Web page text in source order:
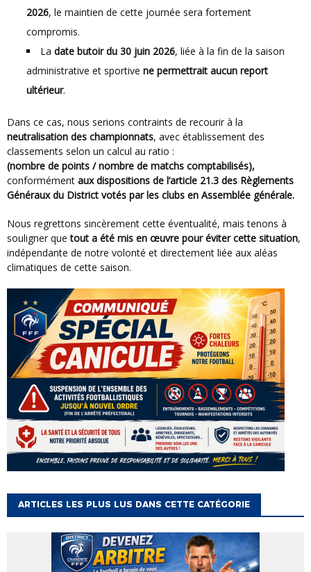
2026, le maintien de cette journée sera fortement
compromis.
La date butoir du 30 juin 2026, liée à la fin de la saison
administrative et sportive ne permettrait aucun report
ultérieur.
Dans ce cas, nous serions contraints de recourir à la
neutralisation des championnats, avec établissement des
classements selon un calcul au ratio :
(nombre de points / nombre de matchs comptabilisés),
conformément aux dispositions de l’article 21.3 des Règlements
Généraux du District votés par les clubs en Assemblée générale.
Nous regrettons sincèrement cette éventualité, mais tenons à
souligner quetout a été mis en œuvre pour éviter cette situation,
indépendante de notre volonté et directement liée aux aléas
climatiques de cette saison.
ARTICLES LES PLUS LUS DANS CETTE CATÉGORIE